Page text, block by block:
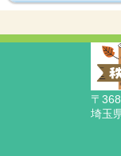
〒
埼玉